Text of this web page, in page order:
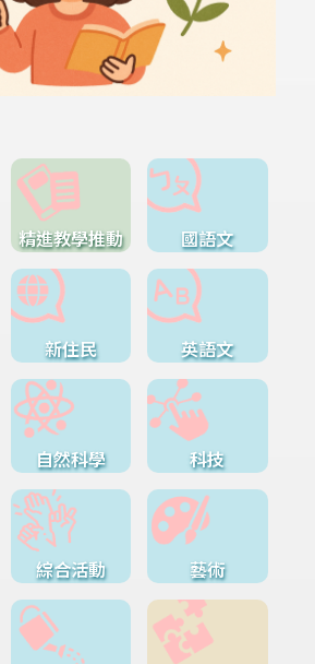
精進教學推動 國語文
新住民 英語文
自然科學 科技
綜合活動 藝術